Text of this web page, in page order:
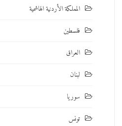
المملكة الأردنية الهاشمية
فلسطين
العراق
لبنان
سوريا
تونس